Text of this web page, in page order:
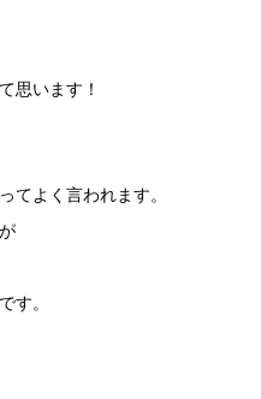
思います！
てよく言われます。
す。